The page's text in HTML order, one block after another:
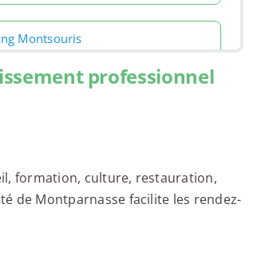
Montsouris
professionnel
formation, culture, restauration,
de Montparnasse facilite les rendez-